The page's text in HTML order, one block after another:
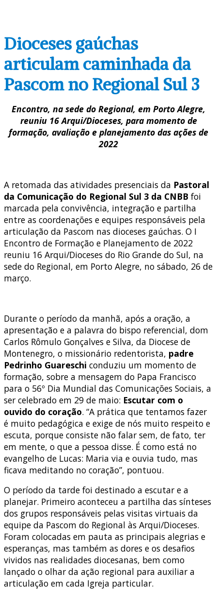
Dioceses gaúchas
articulam caminhada da
Pascom no Regional Sul 3
Encontro, na sede do Regional, em Porto Alegre,
reuniu 16 Arqui/Dioceses, para momento de
formação, avaliação e planejamento das ações de
2022
A retomada das atividades presenciais da Pastoral
da Comunicação do Regional Sul 3 da CNBB foi
marcada pela convivência, integração e partilha
entre as coordenações e equipes responsáveis pela
articulação da Pascom nas dioceses gaúchas. O I
Encontro de Formação e Planejamento de 2022
reuniu 16 Arqui/Dioceses do Rio Grande do Sul, na
sede do Regional, em Porto Alegre, no sábado, 26 de
março.
Durante o período da manhã, após a oração, a
apresentação e a palavra do bispo referencial, dom
Carlos Rômulo Gonçalves e Silva, da Diocese de
Montenegro, o missionário redentorista, padre
Pedrinho Guareschi conduziu um momento de
formação, sobre a mensagem do Papa Francisco
para o 56º Dia Mundial das Comunicações Sociais, a
ser celebrado em 29 de maio: Escutar com o
ouvido do coração. “A prática que tentamos fazer
é muito pedagógica e exige de nós muito respeito e
escuta, porque consiste não falar sem, de fato, ter
em mente, o que a pessoa disse. É como está no
evangelho de Lucas: Maria via e ouvia tudo, mas
ficava meditando no coração”, pontuou.
O período da tarde foi destinado a escutar e a
planejar. Primeiro aconteceu a partilha das sínteses
dos grupos responsáveis pelas visitas virtuais da
equipe da Pascom do Regional às Arqui/Dioceses.
Foram colocadas em pauta as principais alegrias e
esperanças, mas também as dores e os desafios
vividos nas realidades diocesanas, bem como
lançado o olhar da ação regional para auxiliar a
articulação em cada Igreja particular.